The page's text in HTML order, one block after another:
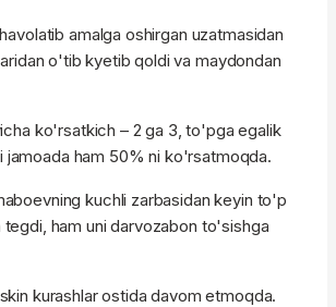
amalga oshirgan uzatmasidan
o'tib kyetib qoldi va maydondan
ko'rsatkich – 2 ga 3, to'pga egalik
jamoada ham 50% ni ko'rsatmoqda.
kuchli zarbasidan keyin to'p
tegdi, ham uni darvozabon to'sishga
kurashlar ostida davom etmoqda.